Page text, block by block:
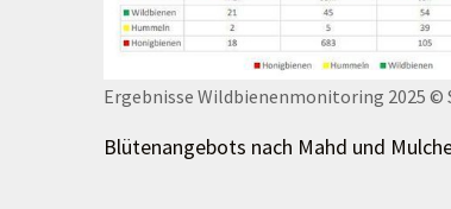
Ergebnisse Wildbienenmonitoring 2025 ©
Blütenangebots nach Mahd und